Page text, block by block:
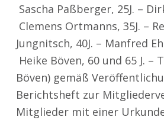
Sascha Paßberger, 25J. –
Clemens Ortmanns, 35J. –
Jungnitsch, 40J. – Manfred
Heike Böven, 60 und 65 J. –
Böven) gemäß
Berichtsheft zur
Mitglieder mit einer